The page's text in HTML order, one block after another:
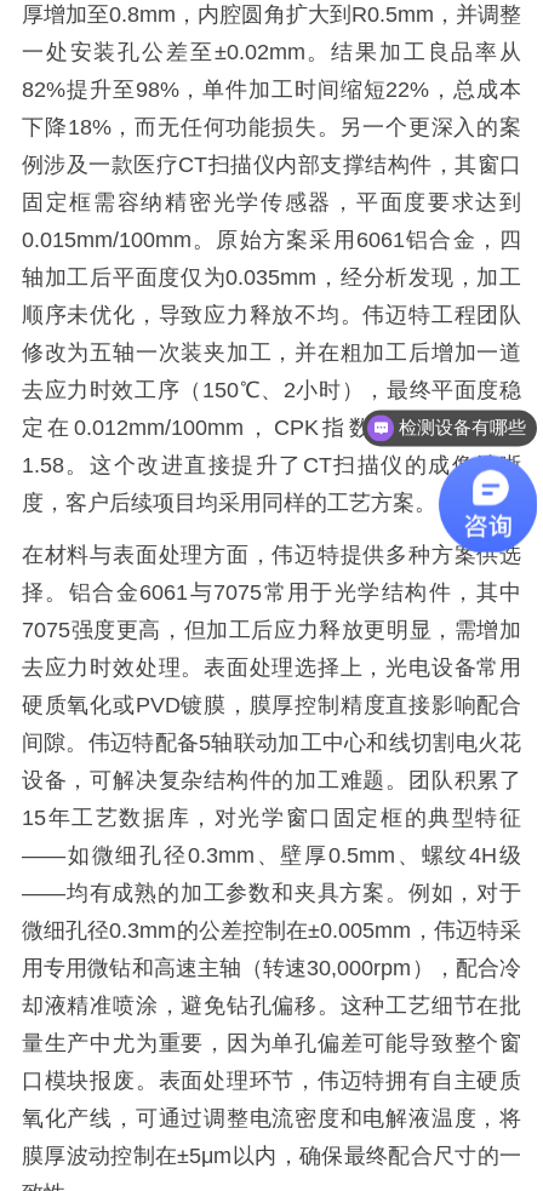
厚增加至0.8mm，内腔圆角扩大到R0.5mm，并调整
一处安装孔公差至±0.02mm。结果加工良品率从
82%提升至98%，单件加工时间缩短22%，总成本
下降18%，而无任何功能损失。另一个更深入的案
例涉及一款医疗CT扫描仪内部支撑结构件，其窗口
固定框需容纳精密光学传感器，平面度要求达到
0.015mm/100mm。原始方案采用6061铝合金，四
轴加工后平面度仅为0.035mm，经分析发现，加工
顺序未优化，导致应力释放不均。伟迈特工程团队
修改为五轴一次装夹加工，并在粗加工后增加一道
去应力时效工序（150℃、2小时），最终平面度稳
定在0.012mm/100mm，CPK指数从1.12提升至
1.58。这个改进直接提升了CT扫描仪的成像清晰
度，客户后续项目均采用同样的工艺方案。
在材料与表面处理方面，伟迈特提供多种方案供选
择。铝合金6061与7075常用于光学结构件，其中
7075强度更高，但加工后应力释放更明显，需增加
去应力时效处理。表面处理选择上，光电设备常用
硬质氧化或PVD镀膜，膜厚控制精度直接影响配合
间隙。伟迈特配备5轴联动加工中心和线切割电火花
设备，可解决复杂结构件的加工难题。团队积累了
15年工艺数据库，对光学窗口固定框的典型特征
——如微细孔径0.3mm、壁厚0.5mm、螺纹4H级
——均有成熟的加工参数和夹具方案。例如，对于
微细孔径0.3mm的公差控制在±0.005mm，伟迈特采
用专用微钻和高速主轴（转速30,000rpm），配合冷
却液精准喷涂，避免钻孔偏移。这种工艺细节在批
量生产中尤为重要，因为单孔偏差可能导致整个窗
口模块报废。表面处理环节，伟迈特拥有自主硬质
氧化产线，可通过调整电流密度和电解液温度，将
膜厚波动控制在±5μm以内，确保最终配合尺寸的一
检测设备有哪些
有品质团队吗？